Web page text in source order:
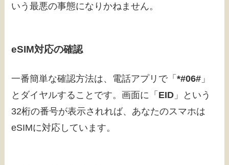
いう最悪の事態になりかねません。
eSIM対応の確認
一番簡単な確認方法は、電話アプリで「*#06# 」
とダイヤルすることです。画面に「 EID 」という
32桁の番号が表示されれば、あなたのスマホは
eSIMに対応しています。